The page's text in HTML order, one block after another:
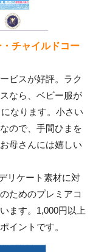
チャイルドコー
ビスが好評。ラク
なら、ベビー服が
なります。小さい
ので、手間ひまを
母さんには嬉しい
リケート素材に対
ためのプレミアコ
ます。1,000円以上
イントです。